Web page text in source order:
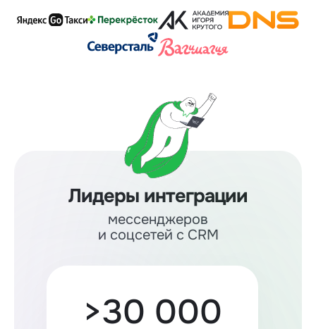
Лидеры интеграции
мессенджеров
и соцсетей с CRM
>30 000